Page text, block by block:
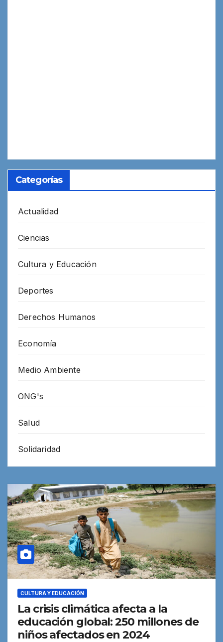
Categorías
Actualidad
Ciencias
Cultura y Educación
Deportes
Derechos Humanos
Economía
Medio Ambiente
ONG's
Salud
Solidaridad
CULTURA Y EDUCACIÓN
La crisis climática afecta a la
educación global: 250 millones de
niños afectados en 2024